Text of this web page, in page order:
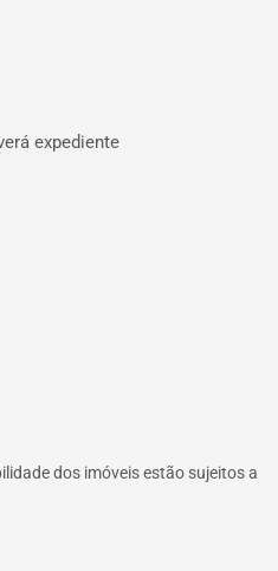
expediente
dos imóveis estão sujeitos a